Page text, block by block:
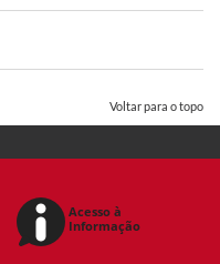
Voltar para o topo